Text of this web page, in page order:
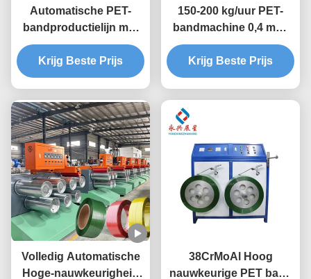
Automatische PET-
bandproductielijn met
hoge nauwkeurigheid
Krijg Beste Prijs
150-200 kg/uur PET-
bandmachine 0,4 mm-
1,5 mm
Krijg Beste Prijs
Volledig Automatische
Hoge-nauwkeurigheid
38CrMoAl Hoog
nauwkeurige PET band